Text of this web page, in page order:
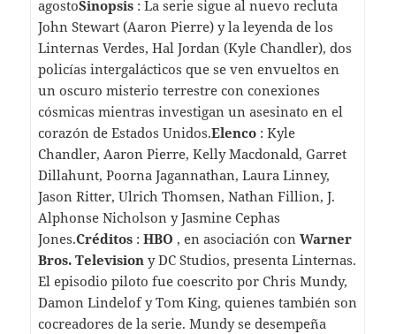
agostoSinopsis: La serie sigue al nuevo recluta
John Stewart (Aaron Pierre) y la leyenda de los
Linternas Verdes, Hal Jordan (Kyle Chandler), dos
policías intergalácticos que se ven envueltos en
un oscuro misterio terrestre con conexiones
cósmicas mientras investigan un asesinato en el
corazón de Estados Unidos.Elenco: Kyle
Chandler, Aaron Pierre, Kelly Macdonald, Garret
Dillahunt, Poorna Jagannathan, Laura Linney,
Jason Ritter, Ulrich Thomsen, Nathan Fillion, J.
Alphonse Nicholson y Jasmine Cephas
Jones.Créditos: HBO , en asociación con Warner
Bros. Television y DC Studios, presenta Linternas.
El episodio piloto fue coescrito por Chris Mundy,
Damon Lindelof y Tom King, quienes también son
cocreadores de la serie. Mundy se desempeña